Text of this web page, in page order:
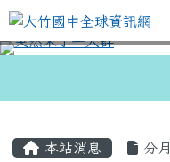
跳至主內容區
大竹國中全球
本站消息 分